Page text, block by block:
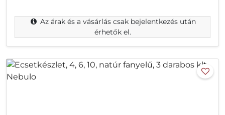
Az árak és a vásárlás csak bejelentkezés után
érhetők el.